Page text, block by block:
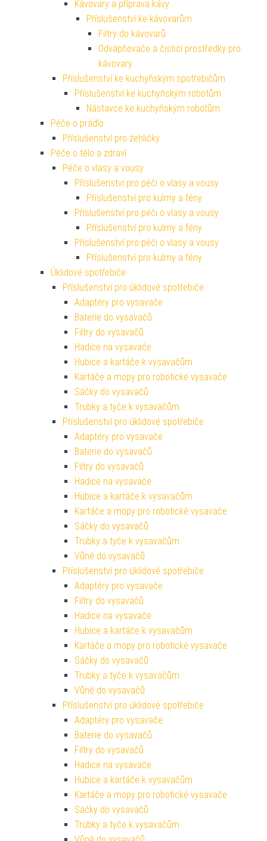
Kávovary a příprava kávy
Příslušenství ke kávovarům
Filtry do kávovarů
Odvápňovače a čisticí prostředky pro
kávovary
Příslušenství ke kuchyňským spotřebičům
Příslušenství ke kuchyňským robotům
Nástavce ke kuchyňským robotům
Péče o prádlo
Příslušenství pro žehličky
Péče o tělo a zdraví
Péče o vlasy a vousy
Příslušenství pro péči o vlasy a vousy
Příslušenství pro kulmy a fény
Příslušenství pro péči o vlasy a vousy
Příslušenství pro kulmy a fény
Příslušenství pro péči o vlasy a vousy
Příslušenství pro kulmy a fény
Úklidové spotřebiče
Příslušenství pro úklidové spotřebiče
Adaptéry pro vysavače
Baterie do vysavačů
Filtry do vysavačů
Hadice na vysavače
Hubice a kartáče k vysavačům
Kartáče a mopy pro robotické vysavače
Sáčky do vysavačů
Trubky a tyče k vysavačům
Příslušenství pro úklidové spotřebiče
Adaptéry pro vysavače
Baterie do vysavačů
Filtry do vysavačů
Hadice na vysavače
Hubice a kartáče k vysavačům
Kartáče a mopy pro robotické vysavače
Sáčky do vysavačů
Trubky a tyče k vysavačům
Vůně do vysavačů
Příslušenství pro úklidové spotřebiče
Adaptéry pro vysavače
Filtry do vysavačů
Hadice na vysavače
Hubice a kartáče k vysavačům
Kartáče a mopy pro robotické vysavače
Sáčky do vysavačů
Trubky a tyče k vysavačům
Vůně do vysavačů
Příslušenství pro úklidové spotřebiče
Adaptéry pro vysavače
Baterie do vysavačů
Filtry do vysavačů
Hadice na vysavače
Hubice a kartáče k vysavačům
Kartáče a mopy pro robotické vysavače
Sáčky do vysavačů
Trubky a tyče k vysavačům